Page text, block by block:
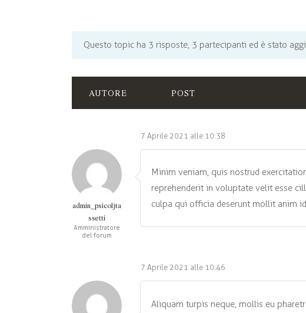
Questo topic ha 3 risposte, 3 partecipanti ed è stato
AUTORE POST
7 Aprile 2021 alle 10:38
admin_psicoljta
ssetti
Amministratore
del forum
Minim veniam, quis nostrud
reprehenderit in voluptate velit esse
culpa qui officia deserunt mollit anim
7 Aprile 2021 alle 10:46
Aliquam turpis neque, mollis eu